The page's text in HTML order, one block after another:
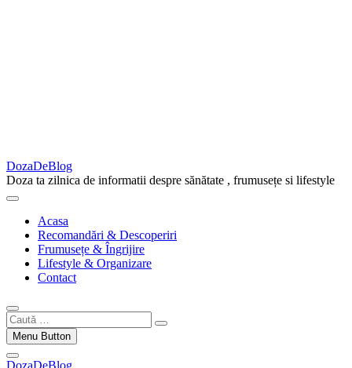
DozaDeBlog
Doza ta zilnica de informatii despre sănătate , frumusețe si lifestyle
Acasa
Recomandări & Descoperiri
Frumusețe & Îngrijire
Lifestyle & Organizare
Contact
Caută
…Menu Button
DozaDeBlog